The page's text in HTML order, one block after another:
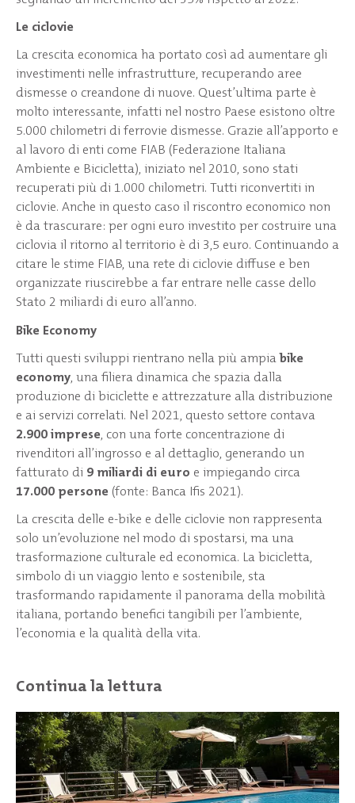
Le ciclovie
La crescita economica ha portato così ad aumentare gli
investimenti nelle infrastrutture, recuperando aree
dismesse o creandone di nuove. Quest’ultima parte è
molto interessante, infatti nel nostro Paese esistono oltre
5.000 chilometri di ferrovie dismesse. Grazie all’apporto e
al lavoro di enti come FIAB (Federazione Italiana
Ambiente e Bicicletta), iniziato nel 2010, sono stati
recuperati più di 1.000 chilometri. Tutti riconvertiti in
ciclovie. Anche in questo caso il riscontro economico non
è da trascurare: per ogni euro investito per costruire una
ciclovia il ritorno al territorio è di 3,5 euro. Continuando a
citare le stime FIAB, una rete di ciclovie diffuse e ben
organizzate riuscirebbe a far entrare nelle casse dello
Stato 2 miliardi di euro all’anno.
Bike Economy
Tutti questi sviluppi rientrano nella più ampiabike
economy, una filiera dinamica che spazia dalla
produzione di biciclette e attrezzature alla distribuzione
e ai servizi correlati. Nel 2021, questo settore contava
2.900 imprese, con una forte concentrazione di
rivenditori all’ingrosso e al dettaglio, generando un
fatturato di 9 miliardi di euro e impiegando circa
17.000 persone (fonte: Banca Ifis 2021).
La crescita delle e-bike e delle ciclovie non rappresenta
solo un’evoluzione nel modo di spostarsi, ma una
trasformazione culturale ed economica. La bicicletta,
simbolo di un viaggio lento e sostenibile, sta
trasformando rapidamente il panorama della mobilità
italiana, portando benefici tangibili per l’ambiente,
l’economia e la qualità della vita.
Continua la lettura